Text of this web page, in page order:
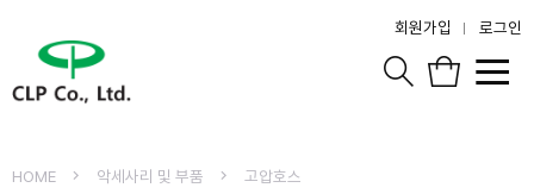
회원가입 로그인
HOME 악세사리 및 부품 고압호스